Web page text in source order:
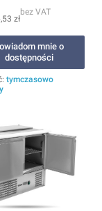
zł
bez VAT
mnie o
dostępności
tymczasowo